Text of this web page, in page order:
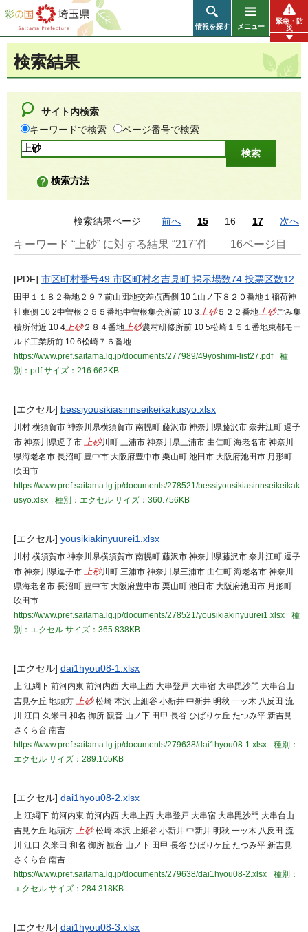
彩の国 埼玉県
情報を探す メニュー
緊急・防
災
検索結果
サイト内検索
キーワードで検索
ページ番号で検索
検索方法
検索結果ページ 前へ 15 16 17 次へ
キーワード “上砂” に対する結果 “217”件 16ページ目
[PDF] 市区町村番号49 市区町村名吉見町 掲示場数74 投票区数12
田甲１１８２番地２９７前山団地交差点西側 10 1山ノ下８２０番地１稲荷神
社東側 10 2中曽根２５５番地中曽根集会所前 10 3上砂５２２番地上砂ごみ集
積所付近 10 4上砂２８４番地上砂農村研修所前 10 5松崎１５１番地東都モー
ルド工業所前 10 6松崎７６番地
https://www.pref.saitama.lg.jp/documents/277989/49yoshimi-list27.pdf
種
別：pdfサイズ：216.662KB
[エクセル] bessiyousikiasinnseikeikakusyo.xlsx
川村 横須賀市 神奈川県横須賀市 南幌町 藤沢市 神奈川県藤沢市 奈井江町 逗子
市 神奈川県逗子市 上砂川町 三浦市 神奈川県三浦市 由仁町 海老名市 神奈川
県海老名市 長沼町 豊中市 大阪府豊中市 栗山町 池田市 大阪府池田市 月形町
吹田市
https://www.pref.saitama.lg.jp/documents/278521/bessiyousikiasinnseikeikak
usyo.xlsx
種別：エクセル サイズ：360.756KB
[エクセル] yousikiakinyuurei1.xlsx
川村 横須賀市 神奈川県横須賀市 南幌町 藤沢市 神奈川県藤沢市 奈井江町 逗子
市 神奈川県逗子市 上砂川町 三浦市 神奈川県三浦市 由仁町 海老名市 神奈川
県海老名市 長沼町 豊中市 大阪府豊中市 栗山町 池田市 大阪府池田市 月形町
吹田市
https://www.pref.saitama.lg.jp/documents/278521/yousikiakinyuurei1.xlsx
種
別：エクセル サイズ：365.838KB
[エクセル] dai1hyou08-1.xlsx
上 江綱下 前河内東 前河内西 大串上西 大串登戸 大串宿 大串毘沙門 大串台山
吉見ケ丘 地頭方 上砂松崎 本沢 上細谷 小新井 中新井 明秋 一ッ木 八反田 流
川 江口 久米田 和名 御所 観音 山ノ下 田甲 長谷 ひばりケ丘 たつみ平 新吉見
さくら台 南吉
https://www.pref.saitama.lg.jp/documents/279638/dai1hyou08-1.xlsx
種別：
エクセル サイズ：289.105KB
[エクセル] dai1hyou08-2.xlsx
上 江綱下 前河内東 前河内西 大串上西 大串登戸 大串宿 大串毘沙門 大串台山
吉見ケ丘 地頭方 上砂松崎 本沢 上細谷 小新井 中新井 明秋 一ッ木 八反田 流
川 江口 久米田 和名 御所 観音 山ノ下 田甲 長谷 ひばりケ丘 たつみ平 新吉見
さくら台 南吉
https://www.pref.saitama.lg.jp/documents/279638/dai1hyou08-2.xlsx
種別：
エクセル サイズ：284.318KB
[エクセル] dai1hyou08-3.xlsx